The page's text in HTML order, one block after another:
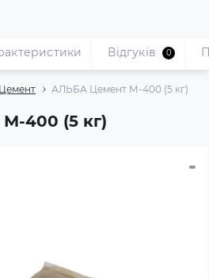
Цемент АЛЬБА Цемент М-400 (5 кг)
400 (5 кг)
Відгуків 0